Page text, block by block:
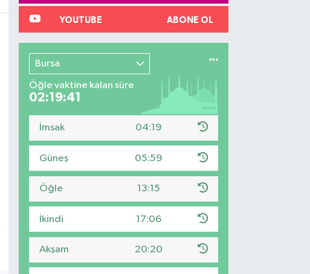
YOUTUBE ABONE OL
Bursa
Öğle vaktine kalan süre
02:19:40
İmsak 04:19
Güneş 05:59
Öğle 13:15
İkindi 17:06
Akşam 20:20